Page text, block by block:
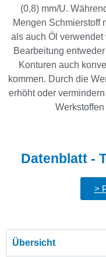
(0,8) mm/U.
Mengen Schmierstoff
als auch Öl
Bearbeitung
Konturen auch
kommen. Durch die
erhöht oder
Datenblatt -
>
Übersicht